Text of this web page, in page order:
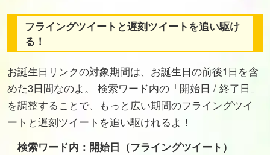
フライングツイートと遅刻ツイートを追い駆け
る！
お誕生日リンクの対象期間は、お誕生日の前後1日を含
めた3日間なのよ。 検索ワード内の「開始日 / 終了日」
を調整することで、もっと広い期間のフライングツイ
ートと遅刻ツイートを追い駆けれるよ！
検索ワード内：開始日（フライングツイート）